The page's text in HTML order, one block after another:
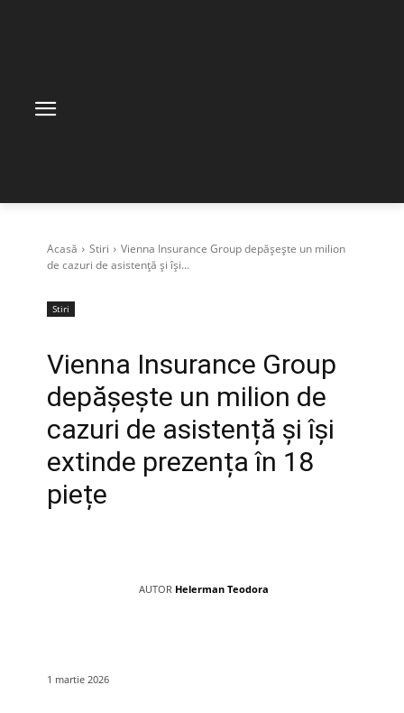
Acasă Stiri
Vienna Insurance Group depășește un milion
de cazuri de asistență și își...
Stiri
Vienna Insurance Group
depășește un milion de
cazuri de asistență și își
extinde prezența în 18
piețe
AUTOR Helerman Teodora
1 martie 2026